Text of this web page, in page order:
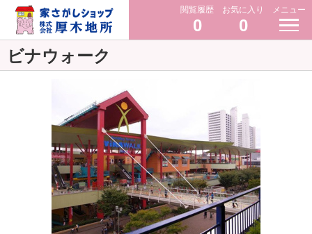
閲覧履歴
0
お気に入り
0
メニュー
ビナウォーク